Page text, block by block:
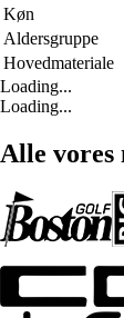
Køn
Aldersgruppe
Hovedmateriale
Loading...
Loading...
Alle